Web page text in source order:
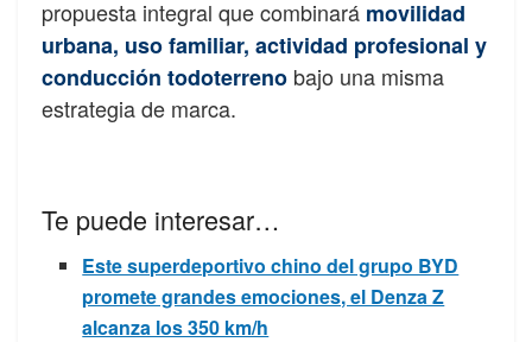
propuesta integral que combinará movilidad
urbana, uso familiar, actividad profesional y
conducción todoterreno bajo una misma
estrategia de marca.
Te puede interesar…
Este superdeportivo chino del grupo BYD
promete grandes emociones, el Denza Z
alcanza los 350 km/h